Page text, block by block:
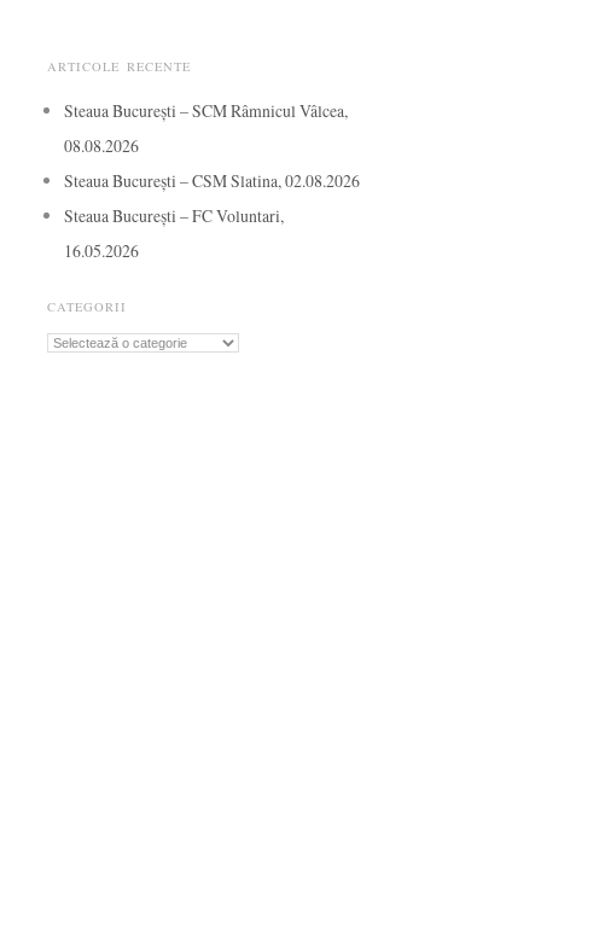
ARTICOLE RECENTE
Steaua București – SCM Râmnicul Vâlcea,
08.08.2026
Steaua București – CSM Slatina, 02.08.2026
Steaua București – FC Voluntari,
16.05.2026
CATEGORII
Categorii